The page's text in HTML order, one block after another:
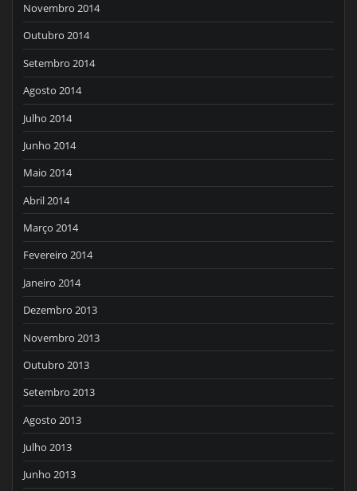
Novembro 2014
Outubro 2014
Setembro 2014
Agosto 2014
Julho 2014
Junho 2014
Maio 2014
Abril 2014
Março 2014
Fevereiro 2014
Janeiro 2014
Dezembro 2013
Novembro 2013
Outubro 2013
Setembro 2013
Agosto 2013
Julho 2013
Junho 2013